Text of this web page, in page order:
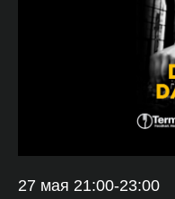
27 мая 21:00-23:00